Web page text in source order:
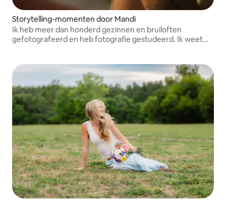
Storytelling-momenten door Mandi
Ik heb meer dan honderd gezinnen en bruiloften
gefotografeerd en heb fotografie gestudeerd. Ik weet